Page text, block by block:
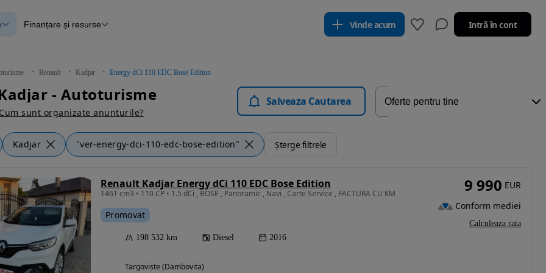
verificate
Blog Autovit.ro
Finanțare și resurse Vinde acum Intră în cont
Renault Kadjar Energy dCi 110 EDC Bose Edition
- Autoturisme
Cum sunt organizate anunturile?
Salveaza Cautarea
Kadjar "ver-energy-dci-110-edc-bose-edition" Șterge filtrele
Renault Kadjar Energy dCi 110 EDC Bose Edition
1461 cm3 • 110 CP • 1.5 dCi , BOSE , Panoramic , Navi , Carte Service , FACTURA CU KM
Promovat
198 532 km Diesel 2016
Targoviste (Dambovita)
9 990 EUR
Conform mediei
Calculeaza rata